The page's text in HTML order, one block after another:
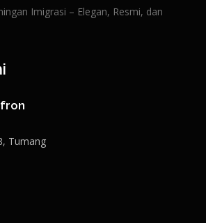
Imigrasi – Elegan, Resmi, dan
Tumang